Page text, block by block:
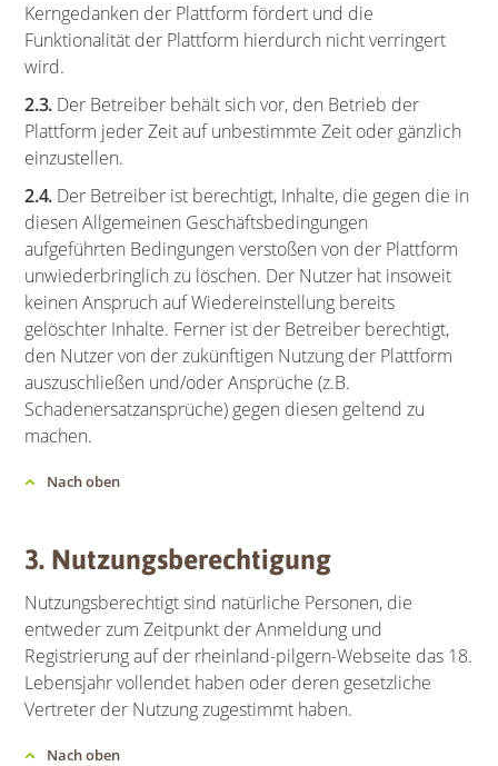
Kerngedanken der Plattform fördert und die
Funktionalität der Plattform hierdurch nicht verringert
wird.
2.3.Der Betreiber behält sich vor, den Betrieb der
Plattform jeder Zeit auf unbestimmte Zeit oder gänzlich
einzustellen.
2.4.Der Betreiber ist berechtigt, Inhalte, die gegen die in
diesen Allgemeinen Geschäftsbedingungen
aufgeführten Bedingungen verstoßen von der Plattform
unwiederbringlich zu löschen. Der Nutzer hat insoweit
keinen Anspruch auf Wiedereinstellung bereits
gelöschter Inhalte. Ferner ist der Betreiber berechtigt,
den Nutzer von der zukünftigen Nutzung der Plattform
auszuschließen und/oder Ansprüche (z.B.
Schadenersatzansprüche) gegen diesen geltend zu
machen.
Nach oben
3. Nutzungsberechtigung
Nutzungsberechtigt sind natürliche Personen, die
entweder zum Zeitpunkt der Anmeldung und
Registrierung auf der rheinland-pilgern-Webseite das 18.
Lebensjahr vollendet haben oder deren gesetzliche
Vertreter der Nutzung zugestimmt haben.
Nach oben